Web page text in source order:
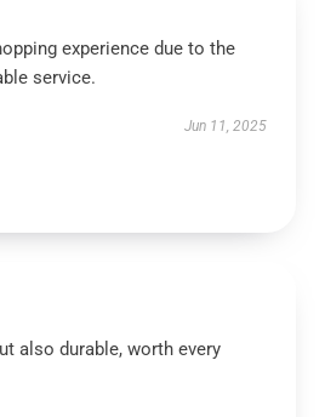
experience due to the
service.
Jun 11, 2025
also durable, worth every